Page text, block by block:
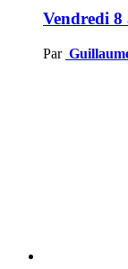
Vendredi
Par